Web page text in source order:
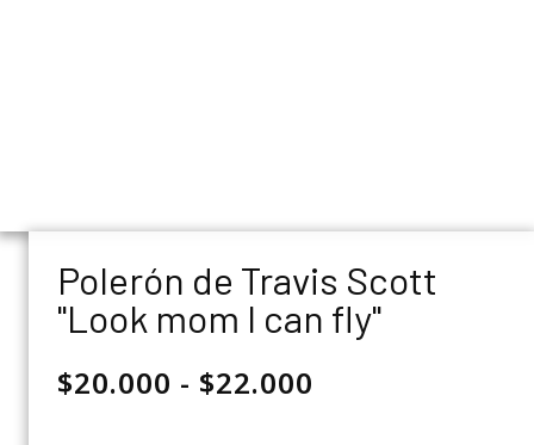
Polerón de Travis Scott
"Look mom I can fly"
$20.000 - $22.000